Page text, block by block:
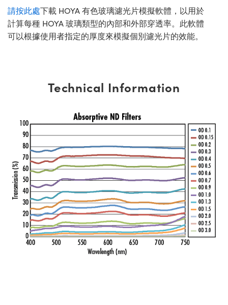
請按此處下載 HOYA 有色玻璃濾光片模擬軟體，以用於
計算每種 HOYA 玻璃類型的內部和外部穿透率。此軟體
可以根據使用者指定的厚度來模擬個別濾光片的效能。
Technical Information